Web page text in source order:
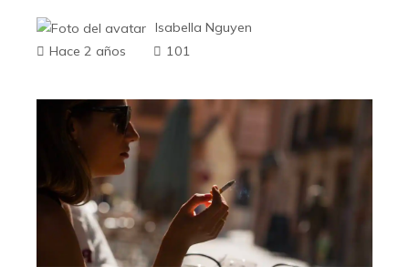
Isabella Nguyen
Hace 2 años
101